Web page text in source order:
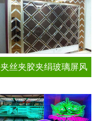
夹丝夹胶夹绢玻璃屏风